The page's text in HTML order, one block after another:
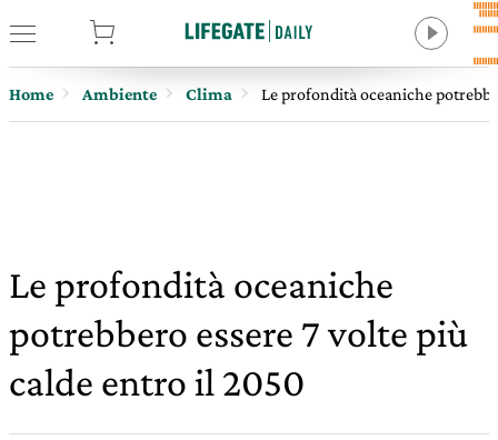
Home Ambiente Clima Le profondità oceaniche
Le profondità oceaniche
potrebbero essere 7 volte più
calde entro il 2050